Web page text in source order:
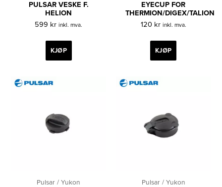
PULSAR VESKE F.
HELION
599 kr inkl. mva.
KJØP
EYECUP FOR
THERMION/DIGEX/TALION
120 kr inkl. mva.
KJØP
Pulsar / Yukon
Pulsar / Yukon